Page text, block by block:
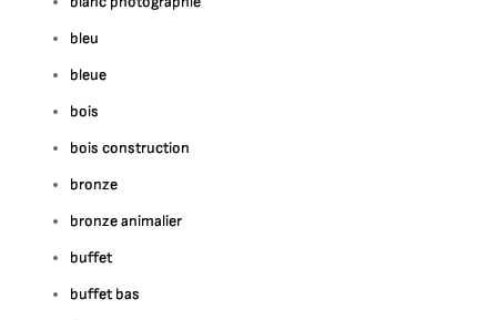
bleu
bleue
bois
bois construction
bronze
bronze animalier
buffet
buffet bas